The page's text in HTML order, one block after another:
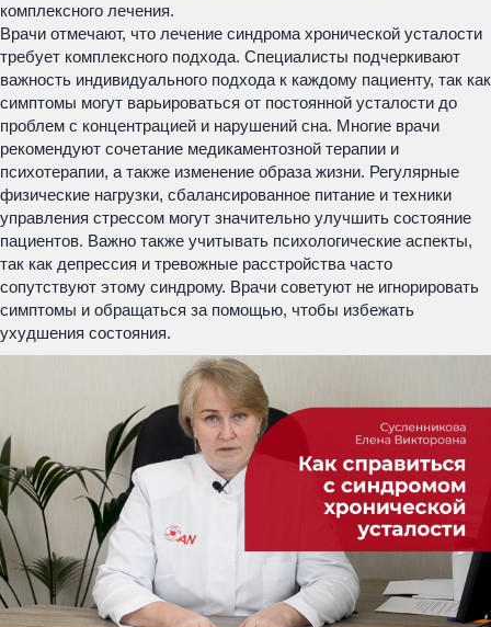
комплексного лечения.
Врачи отмечают, что лечение синдрома хронической усталости
требует комплексного подхода. Специалисты подчеркивают
важность индивидуального подхода к каждому пациенту, так как
симптомы могут варьироваться от постоянной усталости до
проблем с концентрацией и нарушений сна. Многие врачи
рекомендуют сочетание медикаментозной терапии и
психотерапии, а также изменение образа жизни. Регулярные
физические нагрузки, сбалансированное питание и техники
управления стрессом могут значительно улучшить состояние
пациентов. Важно также учитывать психологические аспекты,
так как депрессия и тревожные расстройства часто
сопутствуют этому синдрому. Врачи советуют не игнорировать
симптомы и обращаться за помощью, чтобы избежать
ухудшения состояния.